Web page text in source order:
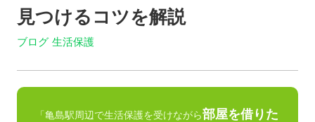
見つけるコツを解説
ブログ 生活保護
「亀島駅周辺で生活保護を受けながら部屋を借りた